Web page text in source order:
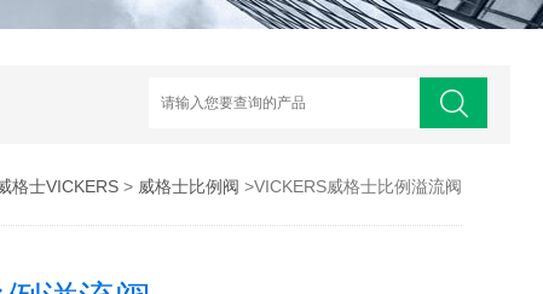
格士VICKERS> 威格士比例阀 >VICKERS威格士比例溢流阀